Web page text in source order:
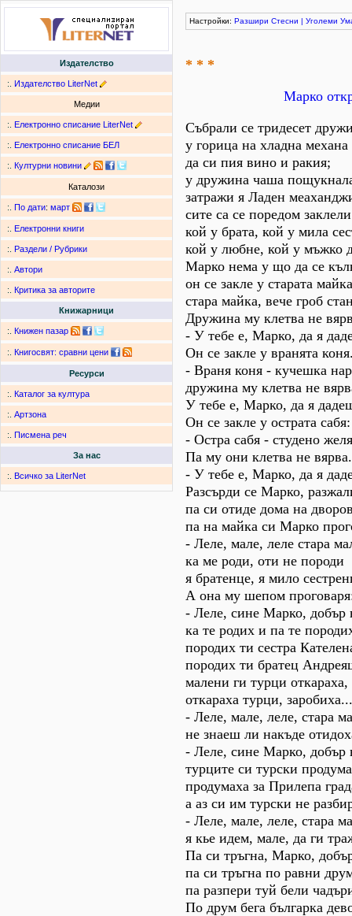
Издателство
:. Издателство LiterNet
Медии
:. Електронно списание LiterNet
:. Електронно списание БЕЛ
:. Културни новини
Каталози
:. По дати: март
:. Електронни книги
:. Раздели / Рубрики
:. Автори
:. Критика за авторите
Книжарници
:. Книжен пазар
:. Книгосвят: сравни цени
Ресурси
:. Каталог за култура
:. Артзона
:. Писмена реч
За нас
:. Всичко за LiterNet
Настройки: Разшири Стесни | Уголеми
* * *
Марко
Събрали се тридесет
у горица на хладна механа
да си пия вино и ракия;
у дружина чаша
затражи я Ладен
сите са се поредом заклели
кой у брата, кой у мила
кой у любне, кой у мъжко
Марко нема у що да се
он се закле у старата
стара майка, вече гроб
Дружина му клетва не
- У тебе е, Марко, да я
Он се закле у вранята
- Враня коня - кучешка
дружина му клетва не
У тебе е, Марко, да я
Он се закле у острата сабя:
- Остра сабя - студено
Па му они клетва не вярва.
- У тебе е, Марко, да я
Разсърди се Марко,
па си отиде дома на
па на майка си Марко
- Леле, мале, леле стара
ка ме роди, оти не породи
я братенце, я мило
А она му шепом
- Леле, сине Марко, добър
ка те родих и па те
породих ти сестра
породих ти братец
малени ги турци откараха,
откараха турци, заробиха...
- Леле, мале, леле, стара
не знаеш ли накъде
- Леле, сине Марко, добър
турците си турски
продумаха за Прилепа
а аз си им турски не
- Леле, мале, леле, стара
я кье идем, мале, да ги
Па си тръгна, Марко,
па си тръгна по равни
па разпери туй бели
По друм бега българка